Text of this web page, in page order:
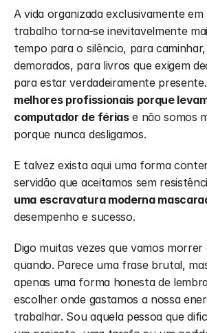
A vida organizada exclusivamente
trabalho torna-se inevitavelmente
tempo para o silêncio, para
demorados, para livros que exigem
para estar verdadeiramente presente.
melhores profissionais porque
computador de férias e não somos
porque nunca desligamos.
E talvez exista aqui uma forma
uma escravatura moderna
desempenho e sucesso.
Digo muitas vezes que vamos morrer
quando. Parece uma frase brutal,
apenas uma forma honesta de
escolher onde gastamos a nossa
trabalhar. Sou aquela pessoa que